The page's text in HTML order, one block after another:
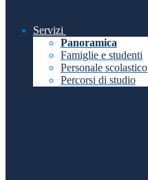
Servizi
Panoramica
Famiglie e studenti
Personale scolastico
Percorsi di studio